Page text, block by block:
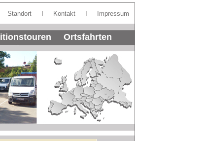
Standort Kontakt Impressum
Ortsfahrten